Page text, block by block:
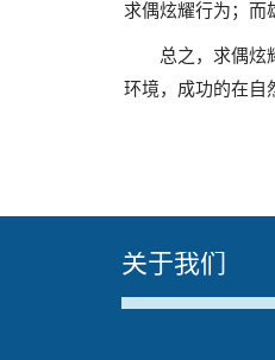
求偶炫耀行为；而
总之，求偶炫
环境，成功的在自
关于我们